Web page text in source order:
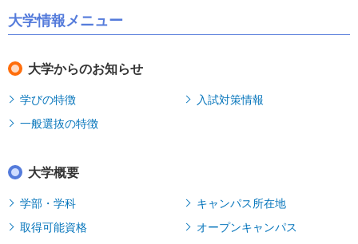
大学情報メニュー
大学からのお知らせ
学びの特徴
入試対策情報
一般選抜の特徴
大学概要
学部・学科
キャンパス所在地
取得可能資格
オープンキャンパス